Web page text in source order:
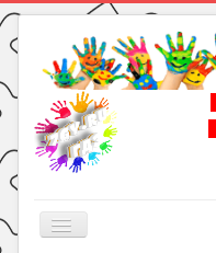
Включить/